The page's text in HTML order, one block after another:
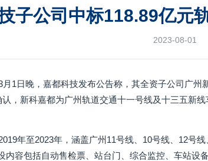
子公司中标118.89亿元
2023-08-01
1日晚，嘉都科技发布公告称，其全资子公司广
，新科嘉都为广州轨道交通十一号线及十三五新
年至2023年，涵盖广州11号线、10号线、12号
内容包括自动售检票、站台门、综合监控、车站设